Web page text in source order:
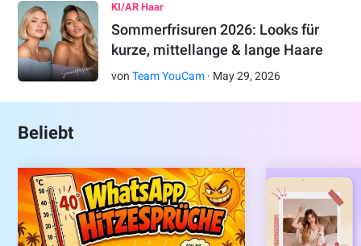
KI/AR Haar
Sommerfrisuren 2026: Looks für
kurze, mittellange & lange Haare
vonTeam YouCam · May 29,2026
Beliebt